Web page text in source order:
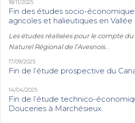
18/11/2025
Fin des études socio-
agricoles et halieutiques en Vallée
Les études réalisées pour le compte
Naturel Régional de l’Avesnois...
17/09/2025
Fin de l’étude prospective du
14/04/2025
Fin de l’étude technico-
Douceries à Marchésieux.